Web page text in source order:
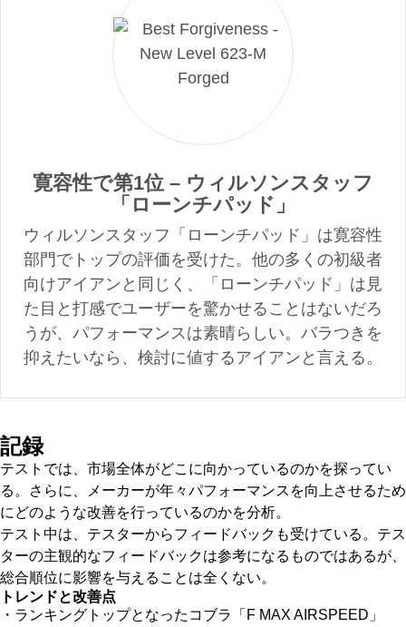
寛容性で第1位 – ウィルソンスタッフ
「ローンチパッド」
ウィルソンスタッフ「ローンチパッド」は寛容性
部門でトップの評価を受けた。他の多くの初級者
向けアイアンと同じく、「ローンチパッド」は見
た目と打感でユーザーを驚かせることはないだろ
うが、パフォーマンスは素晴らしい。バラつきを
抑えたいなら、検討に値するアイアンと言える。
記録
テストでは、市場全体がどこに向かっているのかを探ってい
る。さらに、メーカーが年々パフォーマンスを向上させるため
にどのような改善を行っているのかを分析。
テスト中は、テスターからフィードバックも受けている。テス
ターの主観的なフィードバックは参考になるものではあるが、
総合順位に影響を与えることは全くない。
トレンドと改善点
・ランキングトップとなったコブラ「F MAX AIRSPEED」